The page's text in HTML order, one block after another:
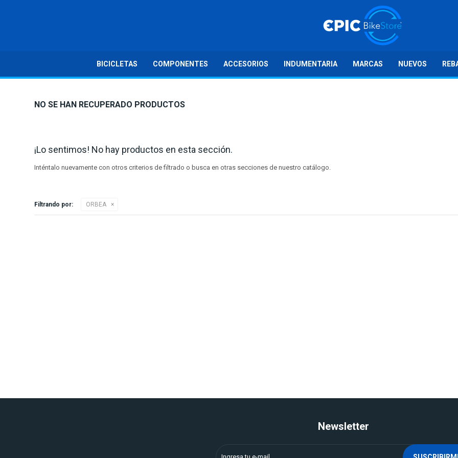
BICICLETAS COMPONENTES ACCESORIOS INDUMENTARIA MARCAS NUEVOS
NO SE HAN RECUPERADO PRODUCTOS
¡Lo sentimos! No hay productos en esta sección.
Inténtalo nuevamente con otros criterios de filtrado o busca en otras secciones de nuestro catálogo.
Filtrando por: ORBEA
Newsletter